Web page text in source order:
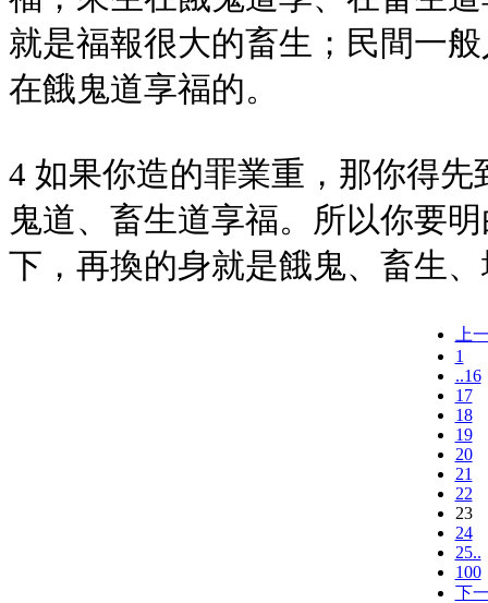
就是福報很大的畜生；民間一
在餓鬼道享福的。
4 如果你造的罪業重，那你得
鬼道、畜生道享福。所以你要
下，再換的身就是餓鬼、畜生
上
1
..16
17
18
19
20
21
22
23
24
25..
100
下